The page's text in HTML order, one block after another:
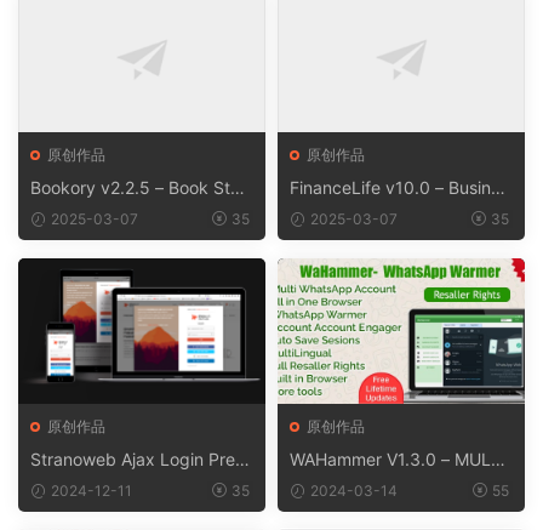
原创作品
Bookory v2.2.5 – Book Stor
e WooCommerce Theme
2025-03-07 35
原创作品
FinanceLife v10.0 – Busines
s WordPress Theme
2025-03-07 35
原创作品
Stranoweb Ajax Login Premi
um v2.0.7
2024-12-11 35
原创作品
WAHammer V1.3.0 – MULTI
WHATSAPP ACCOUNT BRO
WSER + WHATSAPP WARM
2024-03-14 55